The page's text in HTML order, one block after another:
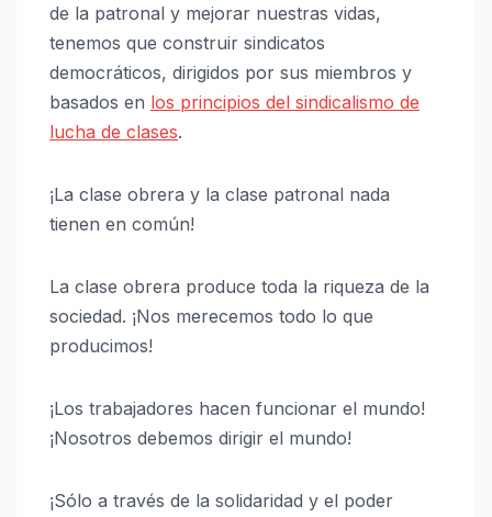
de la patronal y mejorar nuestras vidas,
tenemos que construir sindicatos
democráticos, dirigidos por sus miembros y
basados en los principios del sindicalismo de
lucha de clases.
¡La clase obrera y la clase patronal nada
tienen en común!
La clase obrera produce toda la riqueza de la
sociedad. ¡Nos merecemos todo lo que
producimos!
¡Los trabajadores hacen funcionar el mundo!
¡Nosotros debemos dirigir el mundo!
¡Sólo a través de la solidaridad y el poder